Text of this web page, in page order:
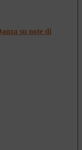
su note di